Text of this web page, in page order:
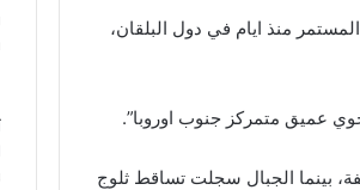
منذ ايام في دول البلقان،
عميق متمركز جنوب اوروبا”.
بينما الجبال سجلت تساقط ثلوج